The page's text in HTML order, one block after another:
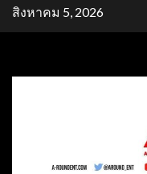
Skipสิงหาคม 5, 2026